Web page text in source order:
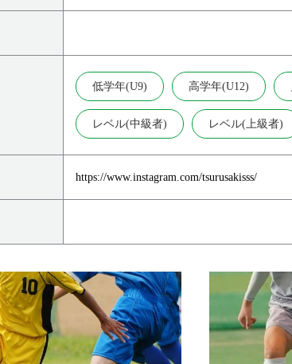
低学年(U9) 高学年(U12)
レベル(中級者) レベル(上級者)
https://www.instagram.com/tsurusakisss/